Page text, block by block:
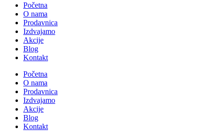
Početna
O nama
Prodavnica
Izdvajamo
Akcije
Blog
Kontakt
Početna
O nama
Prodavnica
Izdvajamo
Akcije
Blog
Kontakt